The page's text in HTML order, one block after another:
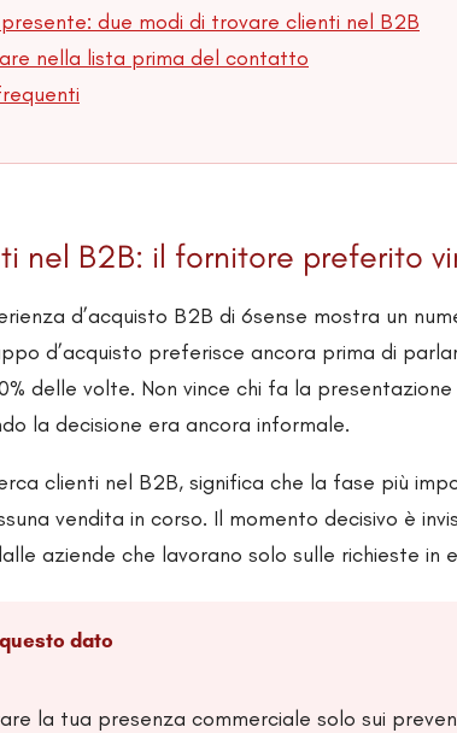
due modi di trovare clienti nel B2B
nella lista prima del contatto
nel B2B: il fornitore preferito
d’acquisto B2B di 6sense mostra un
d’acquisto preferisce ancora prima di
delle volte. Non vince chi fa la
la decisione era ancora informale.
clienti nel B2B, significa che la fase più
vendita in corso. Il momento decisivo è
aziende che lavorano solo sulle richieste in
dato
la tua presenza commerciale solo sui